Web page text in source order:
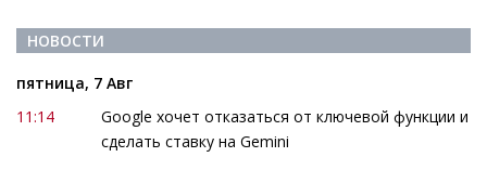
НОВОСТИ
пятница, 7 Авг
11:14
Google хочет отказаться от ключевой функции и
сделать ставку на Gemini